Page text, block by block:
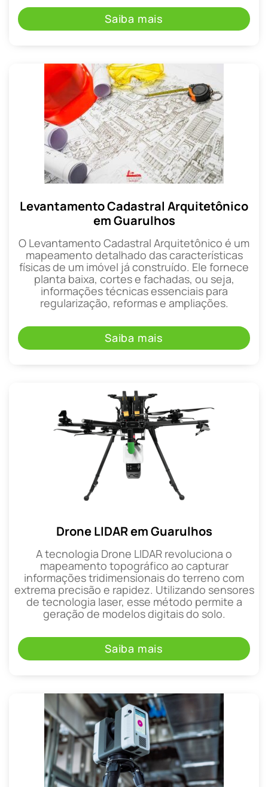
Saiba mais
Levantamento Cadastral Arquitetônico
em Guarulhos
O Levantamento Cadastral Arquitetônico é um
mapeamento detalhado das características
físicas de um imóvel já construído. Ele fornece
planta baixa, cortes e fachadas, ou seja,
informações técnicas essenciais para
regularização, reformas e ampliações.
Saiba mais
Drone LIDAR em Guarulhos
A tecnologia Drone LIDAR revoluciona o
mapeamento topográfico ao capturar
informações tridimensionais do terreno com
extrema precisão e rapidez. Utilizando sensores
de tecnologia laser, esse método permite a
geração de modelos digitais do solo.
Saiba mais